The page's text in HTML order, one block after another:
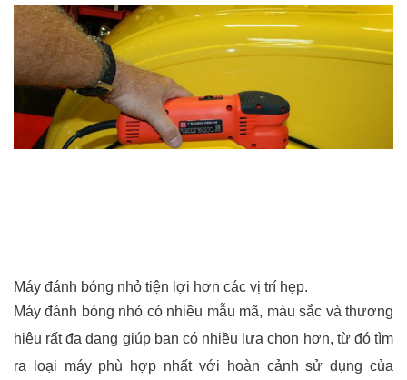
Máy đánh bóng nhỏ tiện lợi hơn các vị trí hẹp.
Máy đánh bóng nhỏ có nhiều mẫu mã, màu sắc và thương
hiệu rất đa dạng giúp bạn có nhiều lựa chọn hơn, từ đó tìm
ra loại máy phù hợp nhất với hoàn cảnh sử dụng của